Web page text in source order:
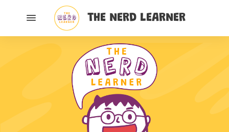
THE NERD LEARNER